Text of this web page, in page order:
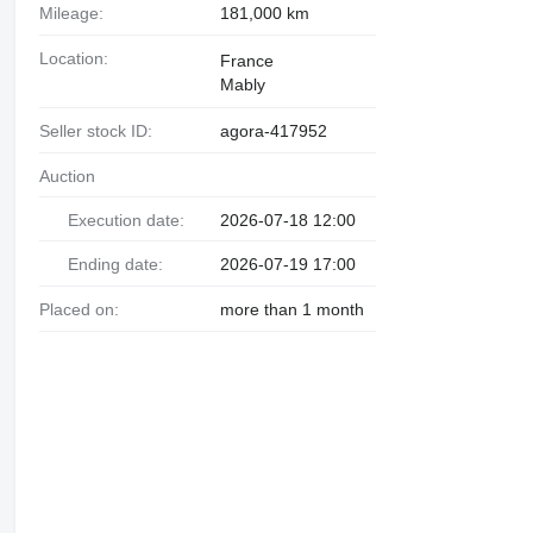
Mileage: 181,000 km
Location:
France
Mably
Seller stock ID: agora-417952
Auction
Execution date: 2026-07-18 12:00
Ending date: 2026-07-19 17:00
Placed on: more than 1 month